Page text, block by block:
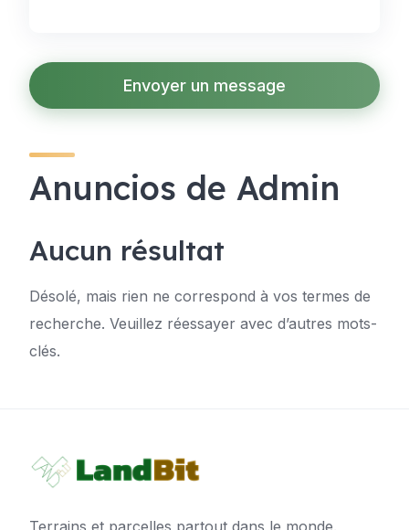
Envoyer un message
Anuncios de Admin
Aucun résultat
Désolé, mais rien ne correspond à vos termes de
recherche. Veuillez réessayer avec d’autres mots-
clés.